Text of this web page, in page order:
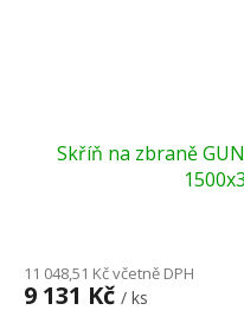
Skříň na zbraně
11 048,51 Kč včetně DPH
9 131 Kč / ks